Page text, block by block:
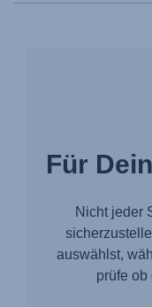
Für
Nicht jeder
auswählst,
prüfe ob